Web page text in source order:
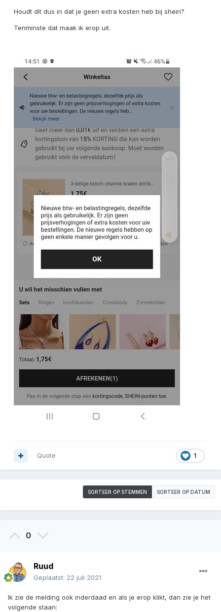
Houdt dit dus in dat je geen extra kosten heb bij shein?
Tenminste dat maak ik erop uit.
1
Quote
SORTEER OP STEMMEN SORTEER OP DATUM
0
Ruud
Geplaatst: 22 juli 2021
Ik zie de melding ook inderdaad en als je erop klikt, dan zie je het
volgende staan: